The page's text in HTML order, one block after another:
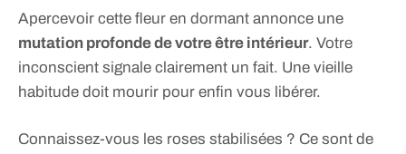
Apercevoir cette fleur en dormant annonce une
mutation profonde de votre être intérieur. Votre
inconscient signale clairement un fait. Une vieille
habitude doit mourir pour enfin vous libérer.
Connaissez-vous les roses stabilisées ? Ce sont de